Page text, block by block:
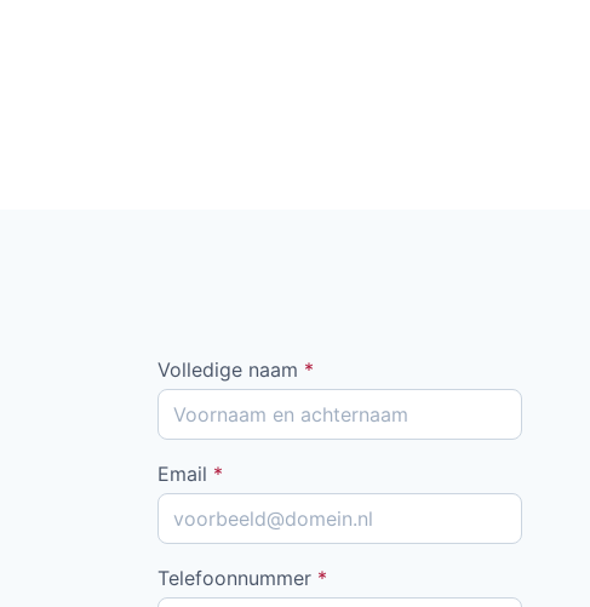
Volledige naam *
Email *
Telefoonnummer *